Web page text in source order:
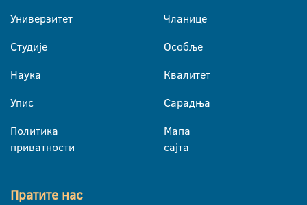
Универзитет
Студије
Наука
Упис
Политика
приватности
Чланице
Особље
Квалитет
Сарадња
Мапа
сајта
Пратите нас